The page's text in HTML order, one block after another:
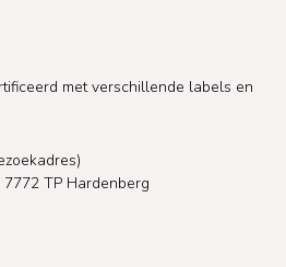
met verschillende labels en
TP Hardenberg